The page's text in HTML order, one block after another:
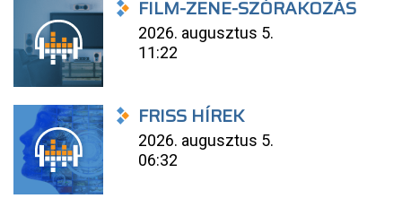
FILM-ZENE-SZÓRAKOZÁS
2026. augusztus 5.
11:22
FRISS HÍREK
2026. augusztus 5.
06:32